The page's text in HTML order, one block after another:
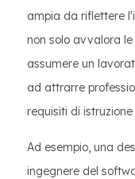
ampia da riflettere
non solo avvalora
assumere un
ad attrarre
requisiti di
Ad esempio, una
ingegnere del